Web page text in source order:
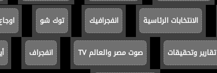
الانتخابات الرئاسية انفجرافيك توك شو
تقارير وتحقيقات صوت مصر والعالم TV انفجراف